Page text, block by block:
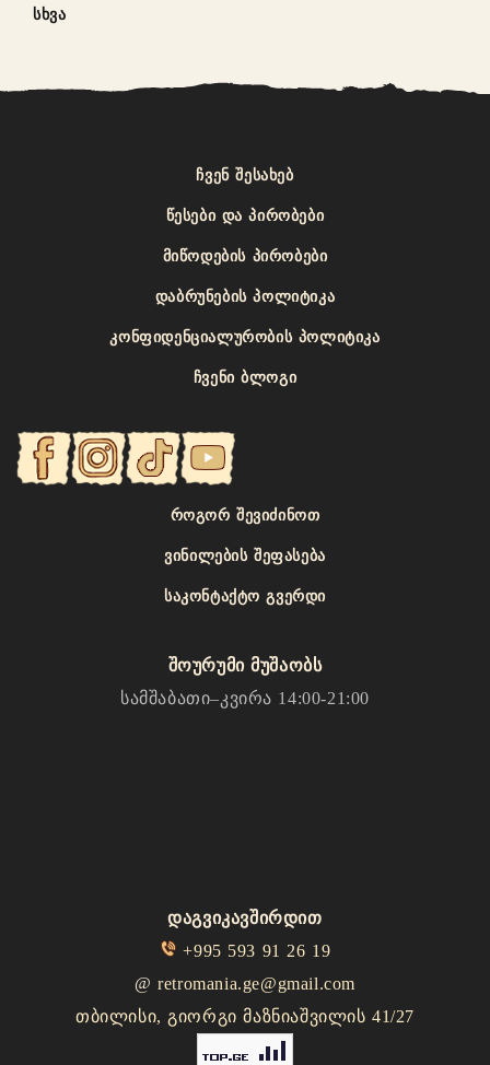
ᲡᲮᲕᲐ
ᲩᲕᲔᲜ ᲨᲔᲡᲐᲮᲔᲑ
ᲬᲔᲡᲔᲑᲘ ᲓᲐ ᲞᲘᲠᲝᲑᲔᲑᲘ
ᲛᲘᲬᲝᲓᲔᲑᲘᲡ ᲞᲘᲠᲝᲑᲔᲑᲘ
ᲓᲐᲑᲠᲣᲜᲔᲑᲘᲡ ᲞᲝᲚᲘᲢᲘᲙᲐ
ᲙᲝᲜᲤᲘᲓᲔᲜᲪᲘᲐᲚᲣᲠᲝᲑᲘᲡ ᲞᲝᲚᲘᲢᲘᲙᲐ
ᲩᲕᲔᲜᲘ ᲑᲚᲝᲒᲘ
ᲠᲝᲒᲝᲠ ᲨᲔᲕᲘᲫᲘᲜᲝᲗ
ᲕᲘᲜᲘᲚᲔᲑᲘᲡ ᲨᲔᲤᲐᲡᲔᲑᲐ
ᲡᲐᲙᲝᲜᲢᲐᲥᲢᲝ ᲒᲕᲔᲠᲓᲘ
შოურუმი მუშაობს
სამშაბათი–კვირა 14:00-21:00
დაგვიკავშირდით
+995 593 91 26 19
@retromania.ge@gmail.com
თბილისი, გიორგი მაზნიაშვილის 41/27